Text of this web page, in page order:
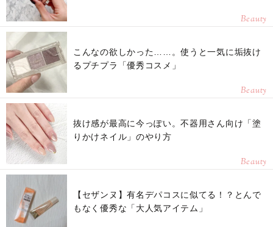
Beauty
こんなの欲しかった……。使うと一気に垢抜け
るプチプラ「優秀コスメ」
Beauty
抜け感が最高に今っぽい。不器用さん向け「塗
りかけネイル」のやり方
Beauty
【セザンヌ】有名デパコスに似てる！？とんで
もなく優秀な「大人気アイテム」